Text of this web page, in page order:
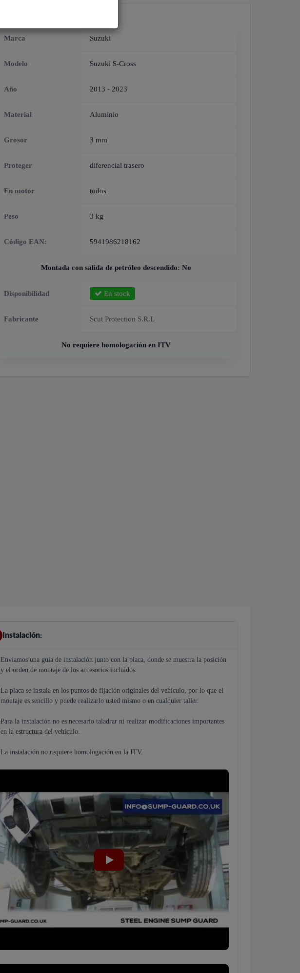
Marca Suzuki
Modelo Suzuki S-Cross
Año 2013 - 2023
Material Aluminio
Grosor 3 mm
Proteger diferencial trasero
En motor todos
Peso 3 kg
Código EAN: 5941986218162
Montada con salida de petróleo descendido: No
Disponibilidad En stock
Fabricante Scut Protection S.R.L
No requiere homologación en ITV
Instalación:
Enviamos una guía de instalación junto con la placa, donde se muestra la posición
y el orden de montaje de los accesorios incluidos.
La placa se instala en los puntos de fijación originales del vehículo, por lo que el
montaje es sencillo y puede realizarlo usted mismo o en cualquier taller.
Para la instalación no es necesario taladrar ni realizar modificaciones importantes
en la estructura del vehículo.
La instalación no requiere homologación en la ITV.